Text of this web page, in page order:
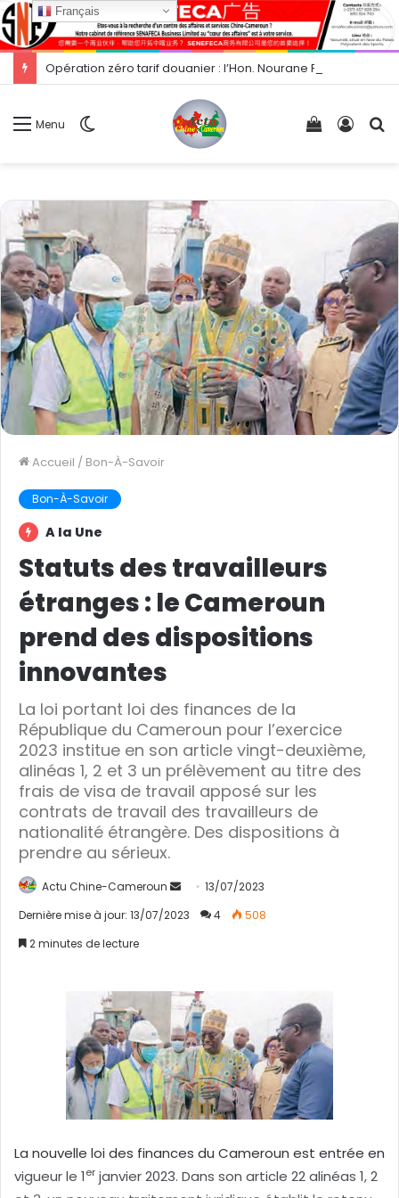
Menu
Voir
Accueil / Bon-À-Savoir
Bon-À-Savoir
A la Une
Statuts des travailleurs
étranges : le Cameroun
prend des dispositions
innovantes
La loi portant loi des finances de la
République du Cameroun pour l’exercice
2023 institue en son article vingt-deuxième,
alinéas 1, 2 et 3 un prélèvement au titre des
frais de visa de travail apposé sur les
contrats de travail des travailleurs de
nationalité étrangère. Des dispositions à
prendre au sérieux.
Actu Chine-Cameroun
n
e
r
u
n
c
o
u
i
13/07/2023
Dernière mise à jour: 13/07/2023
4
508
2 minutes de lecture
La nouvelle loi des finances du Cameroun est entrée en
vigueur le 1er janvier 2023. Dans son article 22 alinéas 1, 2
Français